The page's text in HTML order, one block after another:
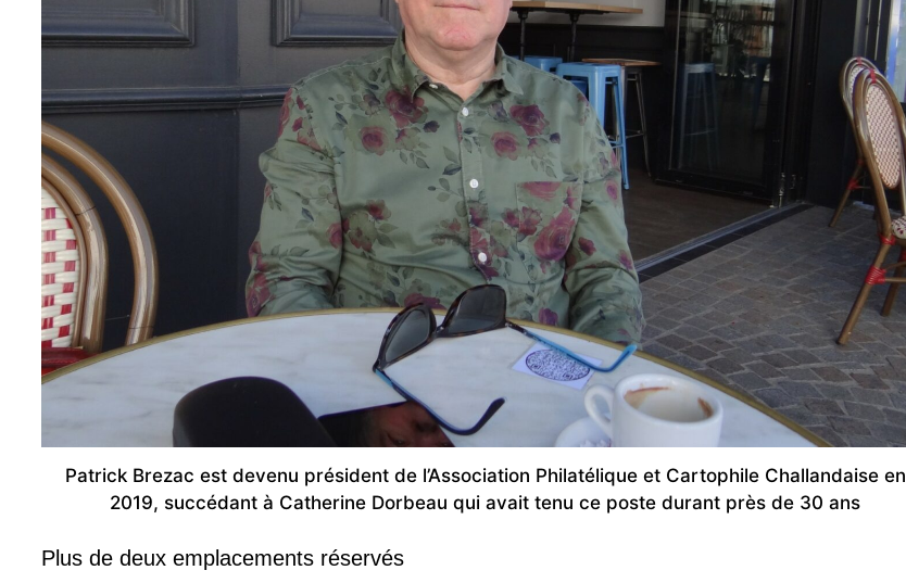
Patrick Brezac est devenu président de l’Association Philatélique et Cartophile Challandaise en
2019, succédant à Catherine Dorbeau qui avait tenu ce poste durant près de 30 ans
Plus de deux emplacements réservés